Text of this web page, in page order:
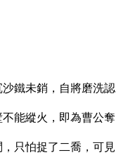
鐵未銷，自將磨洗認
能縱火，即為曹公奪
只怕捉了二喬，可見